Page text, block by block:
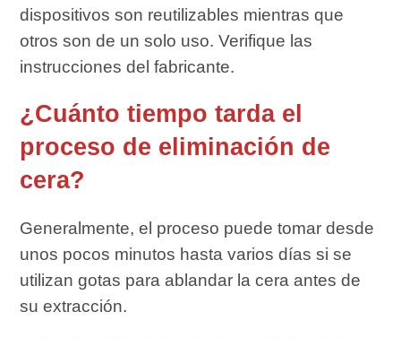
dispositivos son reutilizables mientras que
otros son de un solo uso. Verifique las
instrucciones del fabricante.
¿Cuánto tiempo tarda el
proceso de eliminación de
cera?
Generalmente, el proceso puede tomar desde
unos pocos minutos hasta varios días si se
utilizan gotas para ablandar la cera antes de
su extracción.